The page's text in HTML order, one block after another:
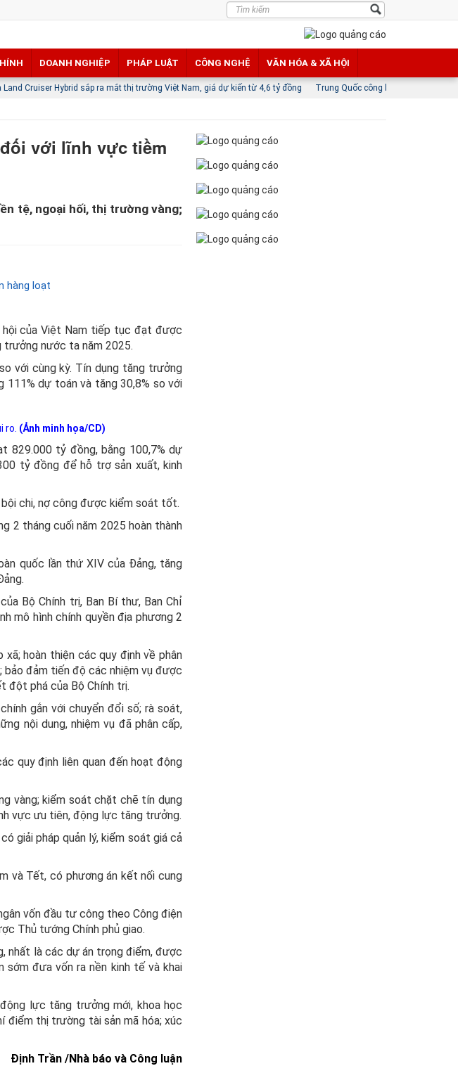
DOANH NGHIỆP PHÁP LUẬT CÔNG NGHỆ VĂN HÓA & XÃ HỘI
sắp ra mắt thị trường Việt Nam, giá dự kiến từ 4,6 tỷ đồng Trung Quốc công bố các biện pháp đáp trả lệnh cấm của
với lĩnh vực tiềm
tệ, ngoại hối, thị trường vàng;
hàng loạt
hội của Việt Nam tiếp tục đạt được
nước ta năm 2025.
với cùng kỳ. Tín dụng tăng trưởng
dự toán và tăng 30,8% so với
ro. (Ảnh minh họa/CD)
829.000 tỷ đồng, bằng 100,7% dự
tỷ đồng để hỗ trợ sản xuất, kinh
chi, nợ công được kiểm soát tốt.
2 tháng cuối năm 2025 hoàn thành
quốc lần thứ XIV của Đảng, tăng
Bộ Chính trị, Ban Bí thư, Ban Chỉ
mô hình chính quyền địa phương 2
hoàn thiện các quy định về phân
bảo đảm tiến độ các nhiệm vụ được
đột phá của Bộ Chính trị.
gắn với chuyển đổi số; rà soát,
nội dung, nhiệm vụ đã phân cấp,
quy định liên quan đến hoạt động
vàng; kiểm soát chặt chẽ tín dụng
vực ưu tiên, động lực tăng trưởng.
giải pháp quản lý, kiểm soát giá cả
và Tết, có phương án kết nối cung
vốn đầu tư công theo Công điện
Thủ tướng Chính phủ giao.
nhất là các dự án trọng điểm, được
đưa vốn ra nền kinh tế và khai
lực tăng trưởng mới, khoa học
điểm thị trường tài sản mã hóa; xúc
Định Trần /Nhà báo và Công luận